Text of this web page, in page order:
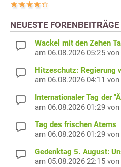
NEUESTE FORENBEITRÄGE
Wackel mit den Zehen
am 06.08.2026 05:25 von
Hitzeschutz: Regierung
am 06.08.2026 04:11 von
Internationaler Tag der
am 06.08.2026 01:29 von
Tag des frischen Atems
am 06.08.2026 01:29 von
Gedenktag 5. August:
am 05.08.2026 22:15 von